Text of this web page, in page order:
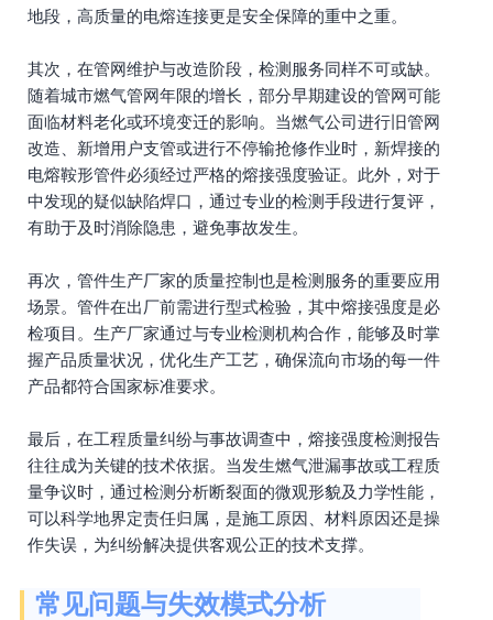
地段，高质量的电熔连接更是安全保障的重中之重。
其次，在管网维护与改造阶段，检测服务同样不可或缺。
随着城市燃气管网年限的增长，部分早期建设的管网可能
面临材料老化或环境变迁的影响。当燃气公司进行旧管网
改造、新增用户支管或进行不停输抢修作业时，新焊接的
电熔鞍形管件必须经过严格的熔接强度验证。此外，对于
中发现的疑似缺陷焊口，通过专业的检测手段进行复评，
有助于及时消除隐患，避免事故发生。
再次，管件生产厂家的质量控制也是检测服务的重要应用
场景。管件在出厂前需进行型式检验，其中熔接强度是必
检项目。生产厂家通过与专业检测机构合作，能够及时掌
握产品质量状况，优化生产工艺，确保流向市场的每一件
产品都符合国家标准要求。
最后，在工程质量纠纷与事故调查中，熔接强度检测报告
往往成为关键的技术依据。当发生燃气泄漏事故或工程质
量争议时，通过检测分析断裂面的微观形貌及力学性能，
可以科学地界定责任归属，是施工原因、材料原因还是操
作失误，为纠纷解决提供客观公正的技术支撑。
常见问题与失效模式分析